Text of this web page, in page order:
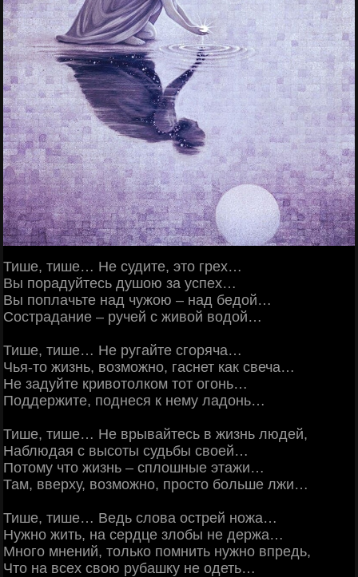
Тише, тише… Не судите, это грех…
Вы порадуйтесь душою за успех…
Вы поплачьте над чужою – над бедой…
Сострадание – ручей с живой водой…
Тише, тише… Не ругайте сгоряча…
Чья-то жизнь, возможно, гаснет как свеча…
Не задуйте кривотолком тот огонь…
Поддержите, поднеся к нему ладонь…
Тише, тише… Не врывайтесь в жизнь людей,
Наблюдая с высоты судьбы своей…
Потому что жизнь – сплошные этажи…
Там, вверху, возможно, просто больше лжи…
Тише, тише… Ведь слова острей ножа…
Нужно жить, на сердце злобы не держа…
Много мнений, только помнить нужно впредь,
Что на всех свою рубашку не одеть…